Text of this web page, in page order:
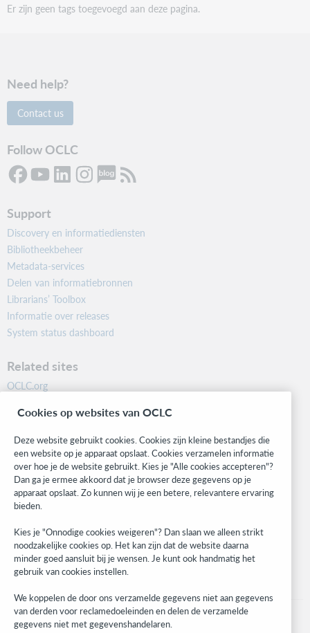
Er zijn geen tags toegevoegd aan deze pagina.
Need help?
Contact us
Follow OCLC
Support
Discovery en informatiediensten
Bibliotheekbeheer
Metadata-services
Delen van informatiebronnen
Librarians’ Toolbox
Informatie over releases
System status dashboard
Related sites
OCLC.org
Community
Research
WebJunction
Developer Network
Stay in the know.
Get the latest product updates, research, events, and much more—
right to your inbox.
Subscribe now
Cookies op websites van OCLC
Deze website gebruikt cookies. Cookies zijn kleine bestandjes die
een website op je apparaat opslaat. Cookies verzamelen informatie
over hoe je de website gebruikt. Kies je "Alle cookies accepteren"?
Dan ga je ermee akkoord dat je browser deze gegevens op je
apparaat opslaat. Zo kunnen wij je een betere, relevantere ervaring
bieden.
Kies je "Onnodige cookies weigeren"? Dan slaan we alleen strikt
noodzakelijke cookies op. Het kan zijn dat de website daarna
minder goed aansluit bij je wensen. Je kunt ook handmatig het
gebruik van cookies instellen.
We koppelen de door ons verzamelde gegevens niet aan gegevens
van derden voor reclamedoeleinden en delen de verzamelde
gegevens niet met gegevenshandelaren.